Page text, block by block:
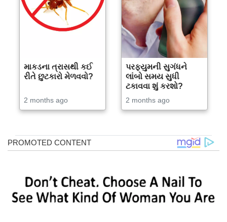
માકડના ત્રાસથી કઈ
રીતે છુટકારો મેળવવો?
2 months ago
પરફ્યુમની સુગંધને
લાંબો સમય સુધી
ટકાવવા શું કરશો?
2 months ago